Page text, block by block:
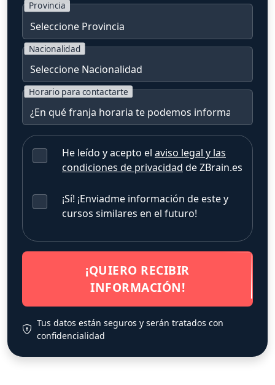
Provincia
Nacionalidad
Horario para contactarte
He leído y acepto el aviso legal y las
condiciones de privacidad de ZBrain.es
¡Sí! ¡Enviadme información de este y
cursos similares en el futuro!
¡QUIERO RECIBIR
INFORMACIÓN!
Tus datos están seguros y serán tratados con
confidencialidad